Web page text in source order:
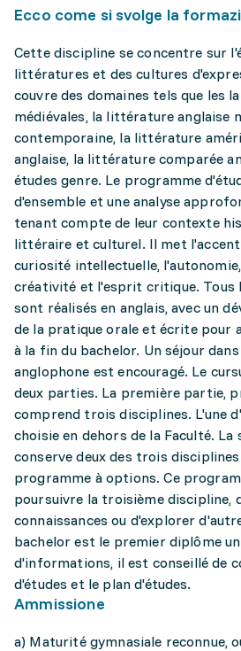
Ecco come si svolge la
Cette discipline se concentre sur
littératures et des cultures
couvre des domaines tels que les
médiévales, la littérature anglaise
contemporaine, la littérature
anglaise, la littérature comparée
études genre. Le programme
d'ensemble et une analyse
tenant compte de leur contexte
littéraire et culturel. Il met
curiosité intellectuelle,
créativité et l'esprit critique. Tous
sont réalisés en anglais, avec un
de la pratique orale et écrite pour
à la fin du bachelor. Un séjour
anglophone est encouragé. Le
deux parties. La première partie,
comprend trois disciplines. L'une
choisie en dehors de la Faculté.
conserve deux des trois
programme à options. Ce
poursuivre la troisième discipline,
connaissances ou d'explorer
bachelor est le premier diplôme
d'informations, il est conseillé de
d'études et le plan d'études.
Ammissione
a) Maturité gymnasiale reconnue,